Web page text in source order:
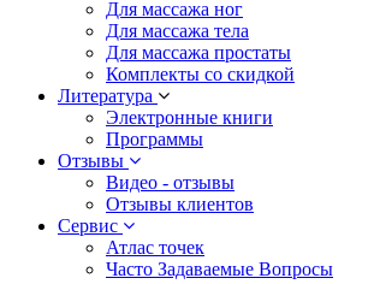
Для массажа ног
Для массажа тела
Для массажа простаты
Комплекты со скидкой
Литература
Электронные книги
Программы
Отзывы
Видео - отзывы
Отзывы клиентов
Сервис
Атлас точек
Часто Задаваемые Вопросы